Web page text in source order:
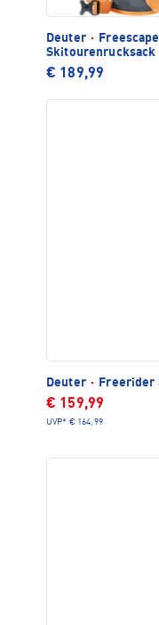
Deuter ·
Skitourenrucksack
€ 189,99
Deuter · Freerider
€ 159,99
UVP* € 164,99